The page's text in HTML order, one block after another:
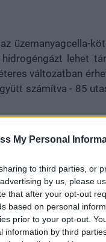
My Personal
to third parties, or
by us, please
that after your opt-out
based on personal
prior to your opt-out.
by third
üzemanyagcella-
lehet
változatban
számítva - 85